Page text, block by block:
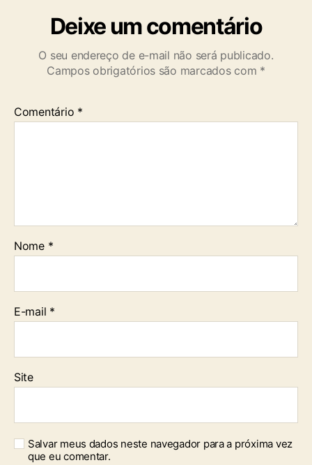
Deixe um comentário
O seu endereço de e-mail não será publicado.
Campos obrigatórios são marcados com *
Comentário *
Nome *
E-mail *
Site
Salvar meus dados neste navegador para a próxima vez
que eu comentar.